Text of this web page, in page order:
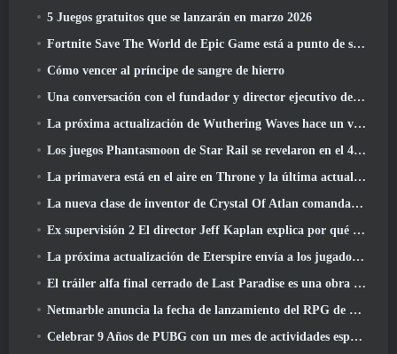
5 Juegos gratuitos que se lanzarán en marzo 2026
Fortnite Save The World de Epic Game está a punto de ser un juego gratuito
Cómo vencer al príncipe de sangre de hierro
Una conversación con el fundador y director ejecutivo de Netmarble, Ken Kim, sobre MONGIL: Buceo estelar
La próxima actualización de Wuthering Waves hace un viaje al “lado oscuro”
Los juegos Phantasmoon de Star Rail se revelaron en el 4.1 Programa Especial
La primavera está en el aire en Throne y la última actualización de Liberty
La nueva clase de inventor de Crystal Of Atlan comanda a los Magitech Mechs en la batalla
Ex supervisión 2 El director Jeff Kaplan explica por qué dejó a Blizzard
La próxima actualización de Eterspire envía a los jugadores a las minas enanas
El tráiler alfa final cerrado de Last Paradise es una obra de arte pequeña pero aterradora
Netmarble anuncia la fecha de lanzamiento del RPG de acción para domesticar monstruos Mongil: Buceo estelar
Celebrar 9 Años de PUBG con un mes de actividades especiales